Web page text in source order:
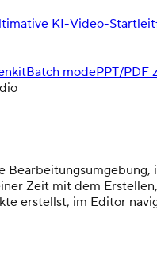
KI-Video-
Batch modePPT/PDF
Zeit mit dem
erstellst, im Editor